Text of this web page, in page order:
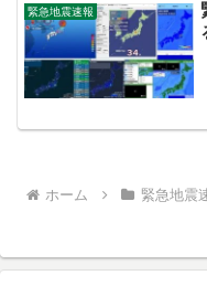
緊急地震速報
ホーム 緊急地震